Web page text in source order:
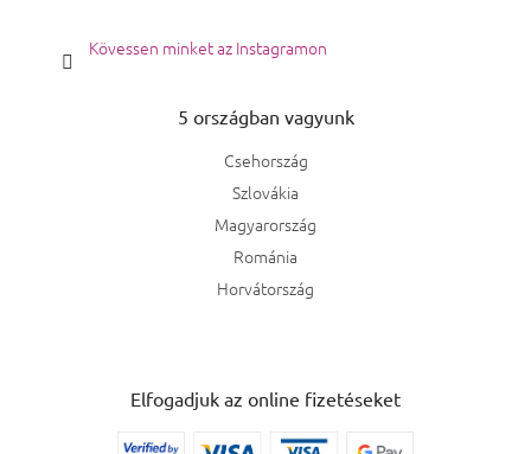
Kövessen minket az Instagramon
5 országban vagyunk
Csehország
Szlovákia
Magyarország
Románia
Horvátország
Elfogadjuk az online fizetéseket